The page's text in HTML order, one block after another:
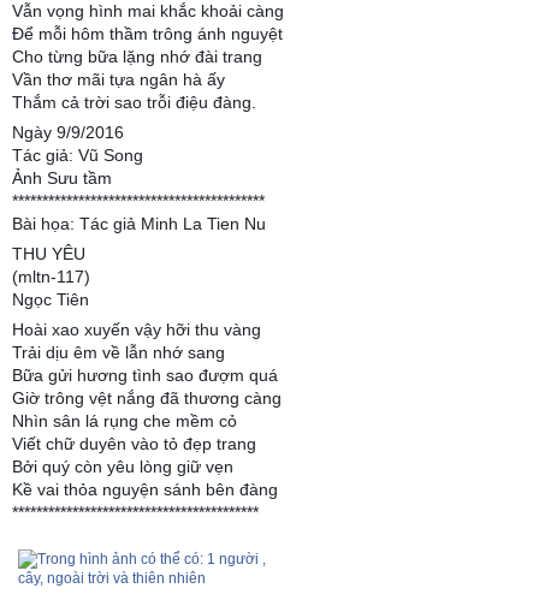
Vẫn vọng hình mai khắc khoải càng
Để mỗi hôm thầm trông ánh nguyệt
Cho từng bữa lặng nhớ đài trang
Vần thơ mãi tựa ngân hà ấy
Thắm cả trời sao trỗi điệu đàng.
Ngày 9/9/2016
Tác giả: Vũ Song
Ảnh Sưu tầm
******************************************
Bài họa: Tác giả Minh La Tien Nu
THU YÊU
(mltn-117)
Ngọc Tiên
Hoài xao xuyến vậy hỡi thu vàng
Trải dịu êm về lẫn nhớ sang
Bữa gửi hương tình sao đượm quá
Giờ trông vệt nắng đã thương càng
Nhìn sân lá rụng che mềm cỏ
Viết chữ duyên vào tỏ đẹp trang
Bởi quý còn yêu lòng giữ vẹn
Kề vai thỏa nguyện sánh bên đàng
*****************************************